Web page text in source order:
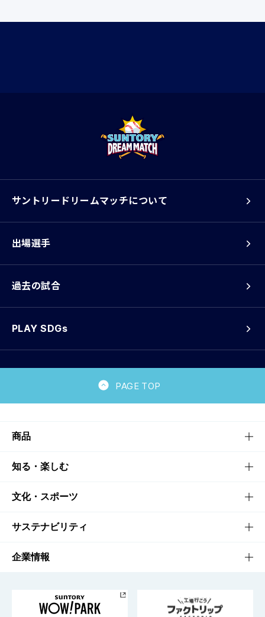
サントリードリームマッチについて
出場選手
過去の試合
PLAY SDGs
PAGE TOP
商品
商品TOP
商品一覧
商品発売情報
栄養成分一覧
知る・楽しむ
知る・楽しむTOP
キャンペーン
工場見学
地域情報
文化・スポーツ
文化・スポーツTOP
サントリーホール
サントリーサンバーズ大阪
サステナビリティ
サステナビリティTOP
サントリーが考えるサステナビリティ経営
企業情報